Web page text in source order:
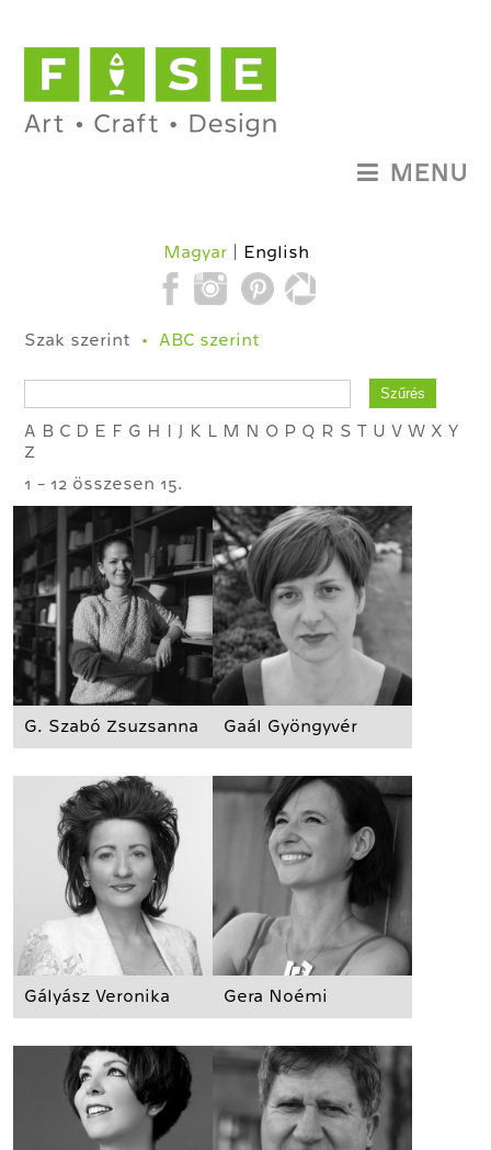
Magyar English
MENU
Szak szerint ABC szerint
A B C D E F G H K L M N O P Q R S T U V W X Y
Z
1 - 12 összesen 15.
G. Szabó Zsuzsanna Gaál Gyöngyvér
Gályász Veronika Gera Noémi